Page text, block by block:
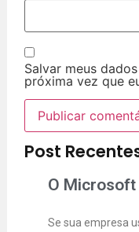
Salvar meus
próxima vez que
Post
O
Se sua empresa